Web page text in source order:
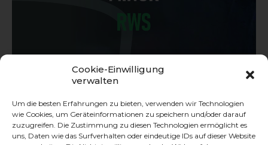
Cookie-Einwilligung
verwalten
Um die besten Erfahrungen zu bieten, verwenden wir Technologien
wie Cookies, um Geräteinformationen zu speichern und/oder darauf
zuzugreifen. Die Zustimmung zu diesen Technologien ermöglicht es
uns, Daten wie das Surfverhalten oder eindeutige IDs auf dieser Website